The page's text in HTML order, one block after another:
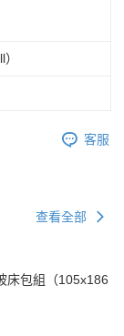
客服
查看全部
床包組（105x186